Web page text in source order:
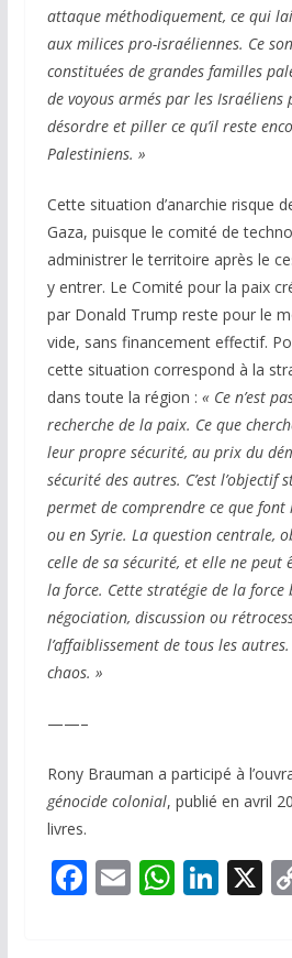
attaque méthodiquement, ce qui
aux milices pro-israéliennes. Ce
constituées de grandes familles
de voyous armés par les Israéliens
désordre et piller ce qu’il reste
Palestiniens. »
Cette situation d’anarchie risque
Gaza, puisque le comité de
administrer le territoire après le
y entrer. Le Comité pour la paix
par Donald Trump reste pour le
vide, sans financement effectif.
cette situation correspond à la
dans toute la région : « Ce n’est
recherche de la paix. Ce que
leur propre sécurité, au prix du
sécurité des autres. C’est l’objectif
permet de comprendre ce que font
ou en Syrie. La question centrale,
celle de sa sécurité, et elle ne
la force. Cette stratégie de la force
négociation, discussion ou
l’affaiblissement de tous les
chaos. »
——–
Rony Brauman a participé à
génocide colonial, publié en avril
livres.
F E W Li X